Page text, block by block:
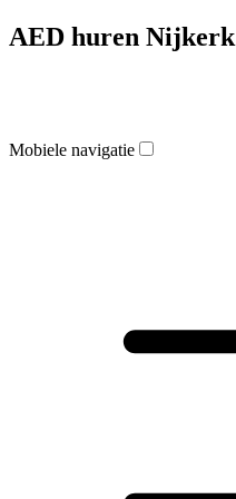
AED huren Nijkerk
Mobiele navigatie